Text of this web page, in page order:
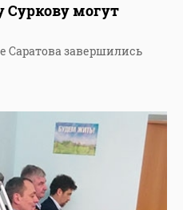
Суркову могут
Саратова завершились